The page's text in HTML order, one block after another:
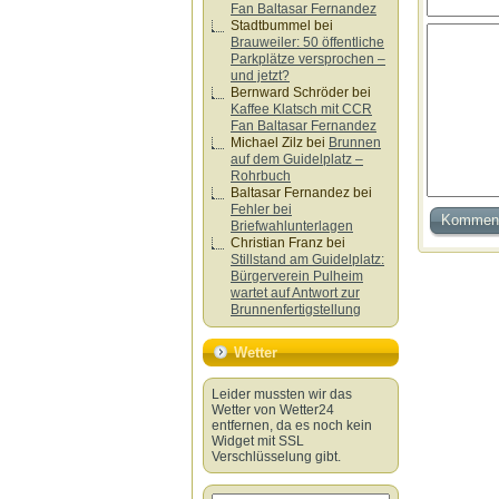
Fan Baltasar Fernandez
Stadtbummel bei
Brauweiler: 50 öffentliche
Parkplätze versprochen –
und jetzt?
Bernward Schröder bei
Kaffee Klatsch mit CCR
Fan Baltasar Fernandez
Michael Zilz bei Brunnen
auf dem Guidelplatz –
Rohrbuch
Baltasar Fernandez bei
Fehler bei
Briefwahlunterlagen
Christian Franz bei
Stillstand am Guidelplatz:
Bürgerverein Pulheim
wartet auf Antwort zur
Brunnenfertigstellung
Wetter
Leider mussten wir das
Wetter von Wetter24
entfernen, da es noch kein
Widget mit SSL
Verschlüsselung gibt.